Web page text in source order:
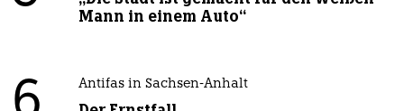
Mann in einem Auto“
Antifas in Sachsen-Anhalt